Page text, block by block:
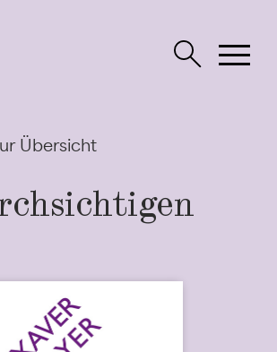
Übersicht